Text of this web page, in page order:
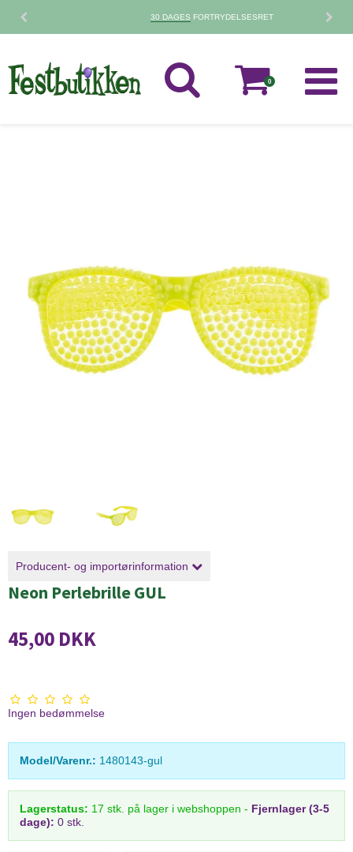
30 DAGES FORTRYDELSESRET
0
Producent- og importørinformation
Neon Perlebrille GUL
45,00 DKK
Ingen bedømmelse
Model/Varenr.: 1480143-gul
Lagerstatus: 17 stk. på lager i webshoppen - Fjernlager (3-5
dage): 0 stk.